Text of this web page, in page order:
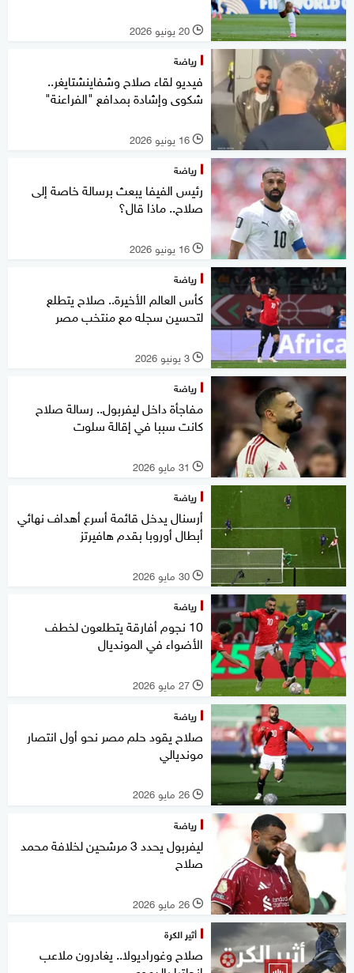
l 20 يونيو 2026
رياضة
فيديو لقاء صلاح وشفاينشتايغر..
شكوى وإشادة بمدافع "الفراعنة"
l 16 يونيو 2026
رياضة
رئيس الفيفا يبعث برسالة خاصة إلى
صلاح.. ماذا قال؟
l 16 يونيو 2026
رياضة
كأس العالم الأخيرة.. صلاح يتطلع
لتحسين سجله مع منتخب مصر
l 3 يونيو 2026
رياضة
مفاجأة داخل ليفربول.. رسالة صلاح
كانت سببا في إقالة سلوت
l 31 مايو 2026
رياضة
أرسنال يدخل قائمة أسرع أهداف نهائي
أبطال أوروبا بقدم هافيرتز
l 30 مايو 2026
رياضة
10 نجوم أفارقة يتطلعون لخطف
الأضواء في المونديال
l 27 مايو 2026
رياضة
صلاح يقود حلم مصر نحو أول انتصار
مونديالي
l 26 مايو 2026
رياضة
ليفربول يحدد 3 مرشحين لخلافة محمد
صلاح
l 26 مايو 2026
أثير الكرة
صلاح وغوراديولا.. يغادرون ملاعب